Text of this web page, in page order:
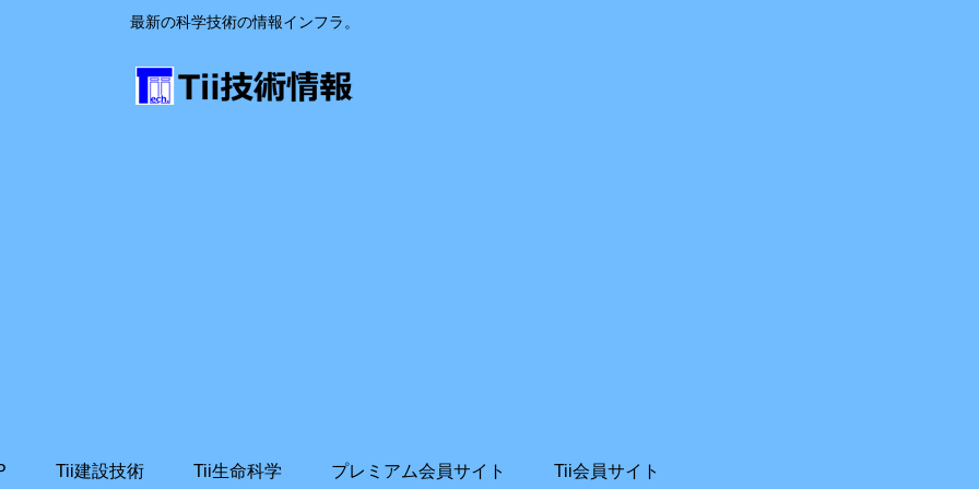
最新の科学技術の情報インフラ。
Tii建設技術 Tii生命科学 プレミアム会員サイト Tii会員サイト